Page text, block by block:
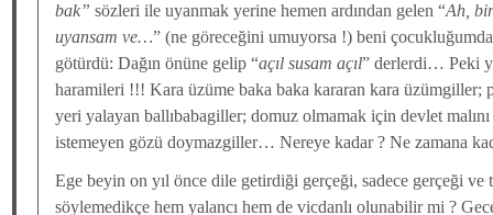
bak” sözleri ile uyanmak yerine hemen ardından gelen “Ah,
uyansam ve…” (ne göreceğini umuyorsa !) beni
götürdü: Dağın önüne gelip “açıl susam açıl” derlerdi… Peki
haramileri !!! Kara üzüme baka baka kararan kara üzümgiller;
yeri yalayan ballıbabagiller; domuz olmamak için devlet
istemeyen gözü doymazgiller… Nereye kadar ? Ne zamana
Ege beyin on yıl önce dile getirdiği gerçeği, sadece gerçeği ve
söylemedikçe hem yalancı hem de vicdanlı olunabilir mi ?